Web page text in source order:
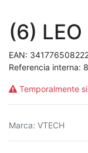
(6)
EAN:
Referencia interna:
Temporalmente
Marca: VTECH